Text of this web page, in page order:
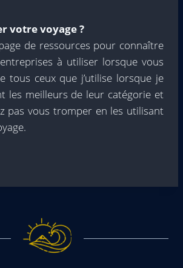
votre voyage ?
de ressources pour connaître
à utiliser lorsque vous
tous ceux que j’utilise lorsque je
les meilleurs de leur catégorie et
pas vous tromper en les utilisant